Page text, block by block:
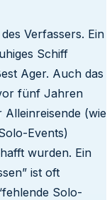
Verfassers. Ein
Schiff
Ager. Auch das
fünf Jahren
(wie
Events)
wurden. Ein
ist oft
Solo-